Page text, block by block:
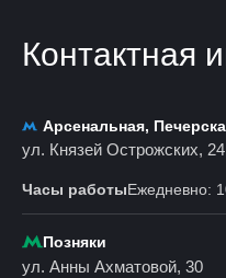
Контактная
Арсенальная,
ул. Князей Острожских, 24
Часы работыЕжедневно:
Позняки
ул. Анны Ахматовой, 30